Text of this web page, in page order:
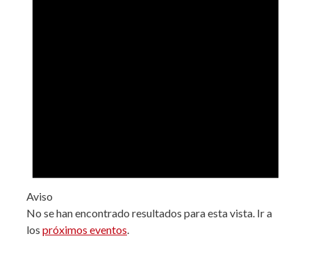
Aviso
No se han encontrado resultados para esta vista. Ir a
los próximos eventos